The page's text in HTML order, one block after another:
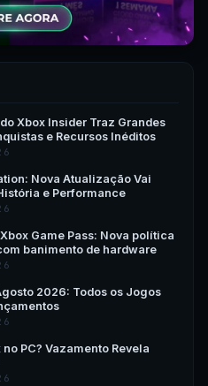
Xbox Insider Traz Grandes
e Recursos Inéditos
Nova Atualização Vai
e Performance
Game Pass: Nova política
banimento de hardware
2026: Todos os Jogos
PC? Vazamento Revela